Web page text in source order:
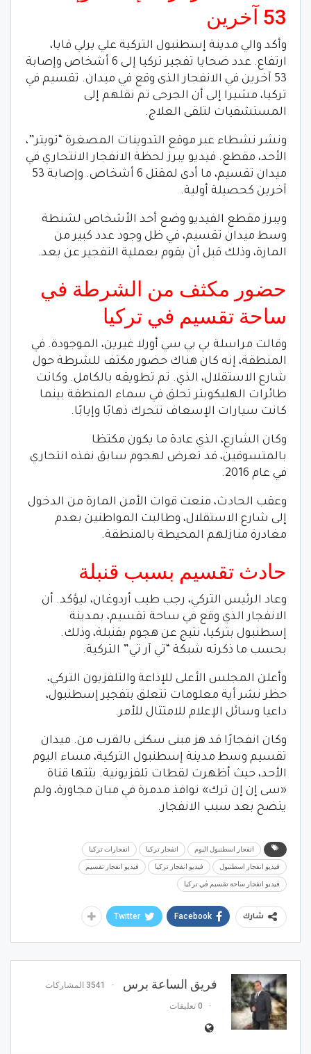
53 آخرين
وأكد والي مدينة إسطنبول التركية علي يرلي قايا،
ارتفاع. عدد ضحايا تفجير تركيا إلى 6 أشخاص وإصابة
53 آخرين في الانفجار الذى وقع في ميدان. تقسيم في
تركيا، مشيرا إلى أن الجرحى تم نقلهم إلى
المستشفيات لتلقى العلاج.
ونشر نشطاء عبر موقع التدوينات المصغرة “تويتر”،
الأحد، مقطع. فيديو يبرز لحظة الانفجار الانتحاري في
ميدان تقسيم، ما أدى لمقتل 6 أشخاص. وإصابة 53
آخرين كحصيلة أولية.
ويبرز مقطع الفيديو وضع أحد الأشخاص لشنطة
وسط ميدان تقسيم، في ظل وجود عدد كبير من
المارة، وذلك قبل أن يقوم بعملية التفجير عن بعد.
حضور مكثف من الشرطة في
ساحة تقسيم في تركيا
وقالت مراسلة بي بي سي أورلا غيرين، الموجودة. في
المنطقة، إنه كان هناك حضور مكثف للشرطة حول
شارع الاستقلال، الذي. تم تطويقه بالكامل. وكانت
طائرات الهليكوبتر تحلق في سماء المنطقة بينما
كانت سيارات الإسعاف تتحرك ذهابًا وإيابًا.
وكان الشارع، الذي عادة ما يكون مكتظا
بالمتسوقين، قد تعرض لهجوم سابق نفذه انتحاري
في عام 2016.
وعقب الحادث، منعت قوات الأمن المارة من الدخول
إلى شارع الاستقلال، وطالبت المواطنين بعدم
مغادرة منازلهم المحيطة بالمنطقة.
حادث تقسيم بسبب قنبلة
وعاد الرئيس التركي، رجب طيب أردوغان، ليؤكد. أن
الانفجار الذي وقع في ساحة تقسيم، بمدينة
إسطنبول بتركيا، نتيج عن هجوم بقنبلة، وذلك.
بحسب ما ذكرته شبكة “تي آر تي” التركية.
وأعلن المجلس الأعلى للإذاعة والتلفزيون التركي،
حظر نشر أية معلومات تتعلق بتفجير إسطنبول،
داعيا وسائل الإعلام للامتثال للأمر.
وكان انفجارًا قد هز مبنى سكنى بالقرب من. ميدان
تقسيم وسط مدينة إسطنبول التركية، مساء اليوم
الأحد، حيث أظهرت لقطات تلفزيونية. بثتها قناة
«سى إن إن ترك» نوافذ مدمرة في مبان مجاورة، ولم
يتضح بعد سبب الانفجار.
انفجار اسطنبول اليوم انفجار تركيا انفجارات تركيا
فيديو انفجار اسطنبول فيديو انفجار تركيا فيديو انفجار تقسيم
فيديو انفجار ساحة تقسيم في تركيا
شارك Facebook
Twitter
فريق الساعة برس 3541 المشاركات
0 تعليقات